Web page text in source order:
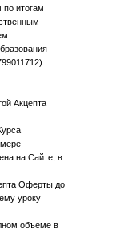
итогам
Акцепта
мере
на Сайте, в
Оферты до
уроку
объеме в